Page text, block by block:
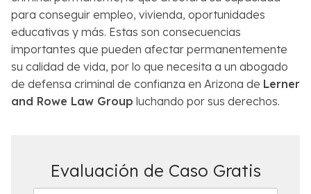
para conseguir empleo, vivienda, oportunidades
educativas y más. Estas son consecuencias
importantes que pueden afectar permanentemente
su calidad de vida, por lo que necesita a un abogado
de defensa criminal de confianza en Arizona de Lerner
and Rowe Law Group luchando por sus derechos.
Evaluación de Caso Gratis